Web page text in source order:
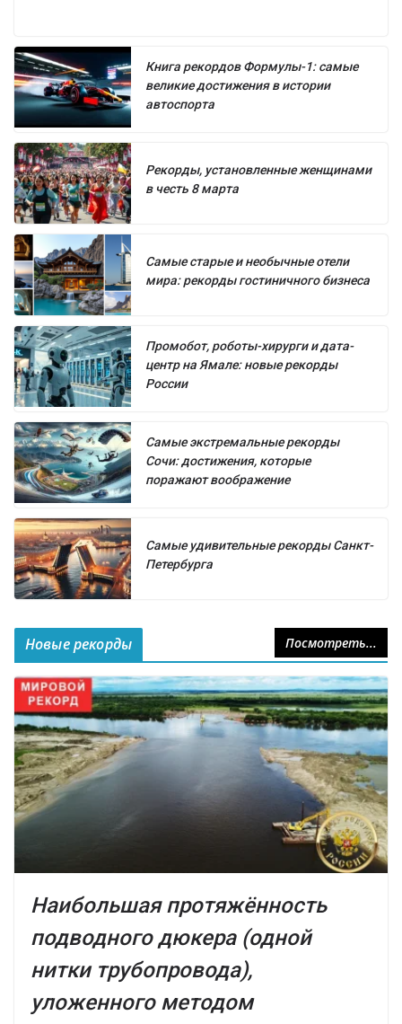
Книга рекордов Формулы-1: самые
великие достижения в истории
автоспорта
Рекорды, установленные женщинами
в честь 8 марта
Самые старые и необычные отели
мира: рекорды гостиничного бизнеса
Промобот, роботы-хирурги и дата-
центр на Ямале: новые рекорды
России
Самые экстремальные рекорды
Сочи: достижения, которые
поражают воображение
Самые удивительные рекорды Санкт-
Петербурга
Новые рекорды Посмотреть...
Наибольшая протяжённость
подводного дюкера (одной
нитки трубопровода),
уложенного методом